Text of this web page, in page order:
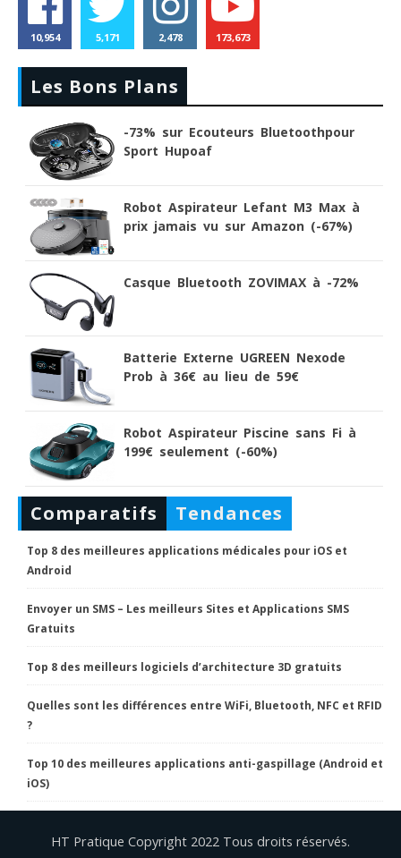
10,954 5,171 2,478 173,673
Les Bons Plans
-73% sur Ecouteurs Bluetoothpour
Sport Hupoaf
Robot Aspirateur Lefant M3 Max à
prix jamais vu sur Amazon (-67%)
Casque Bluetooth ZOVIMAX à -72%
Batterie Externe UGREEN Nexode
Prob à 36€ au lieu de 59€
Robot Aspirateur Piscine sans Fi à
199€ seulement (-60%)
Comparatifs Tendances
Top 8 des meilleures applications médicales pour iOS et
Android
Envoyer un SMS – Les meilleurs Sites et Applications SMS
Gratuits
Top 8 des meilleurs logiciels d’architecture 3D gratuits
Quelles sont les différences entre WiFi, Bluetooth, NFC et RFID
?
Top 10 des meilleures applications anti-gaspillage (Android et
iOS)
HT Pratique Copyright 2022 Tous droits réservés.